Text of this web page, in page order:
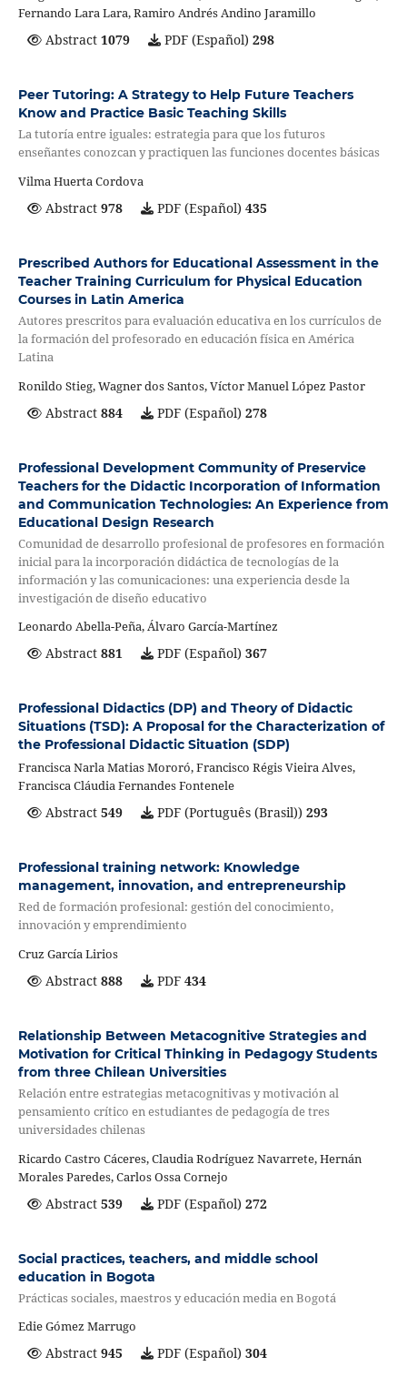
Fernando Lara Lara, Ramiro Andrés Andino Jaramillo
Abstract 1079 PDF (Español) 298
Peer Tutoring: A Strategy to Help Future Teachers
Know and Practice Basic Teaching Skills
La tutoría entre iguales: estrategia para que los futuros
enseñantes conozcan y practiquen las funciones docentes básicas
Vilma Huerta Cordova
Abstract 978 PDF (Español) 435
Prescribed Authors for Educational Assessment in the
Teacher Training Curriculum for Physical Education
Courses in Latin America
Autores prescritos para evaluación educativa en los currículos de
la formación del profesorado en educación física en América
Latina
Ronildo Stieg, Wagner dos Santos, Víctor Manuel López Pastor
Abstract 884 PDF (Español) 278
Professional Development Community of Preservice
Teachers for the Didactic Incorporation of Information
and Communication Technologies: An Experience from
Educational Design Research
Comunidad de desarrollo profesional de profesores en formación
inicial para la incorporación didáctica de tecnologías de la
información y las comunicaciones: una experiencia desde la
investigación de diseño educativo
Leonardo Abella-Peña, Álvaro García-Martínez
Abstract 881 PDF (Español) 367
Professional Didactics (DP) and Theory of Didactic
Situations (TSD): A Proposal for the Characterization of
the Professional Didactic Situation (SDP)
Francisca Narla Matias Mororó, Francisco Régis Vieira Alves,
Francisca Cláudia Fernandes Fontenele
Abstract 549 PDF (Português (Brasil)) 293
Professional training network: Knowledge
management, innovation, and entrepreneurship
Red de formación profesional: gestión del conocimiento,
innovación y emprendimiento
Cruz García Lirios
Abstract 888 PDF 434
Relationship Between Metacognitive Strategies and
Motivation for Critical Thinking in Pedagogy Students
from three Chilean Universities
Relación entre estrategias metacognitivas y motivación al
pensamiento crítico en estudiantes de pedagogía de tres
universidades chilenas
Ricardo Castro Cáceres, Claudia Rodríguez Navarrete, Hernán
Morales Paredes, Carlos Ossa Cornejo
Abstract 539 PDF (Español) 272
Social practices, teachers, and middle school
education in Bogota
Prácticas sociales, maestros y educación media en Bogotá
Edie Gómez Marrugo
Abstract 945 PDF (Español) 304